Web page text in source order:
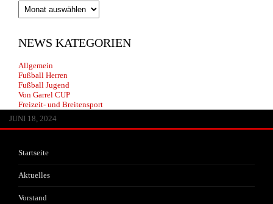
JUNI 13, 2026
MAI 30, 2026
APRIL 29, 2026
FEBRUAR 14, 2026
JANUAR 22, 2026
JULI 20, 2025
JULI 1, 2025
JUNI 17, 2025
JANUAR 25, 2025
JANUAR 25, 2025
JANUAR 25, 2025
OKTOBER 25, 2024
AUGUST 8, 2024
JULI 3, 2024
JUNI 18, 2024
Archiv
NEWS KATEGORIEN
Allgemein
Fußball Herren
Fußball Jugend
Von Garrel CUP
Freizeit- und Breitensport
Startseite
Aktuelles
Vorstand